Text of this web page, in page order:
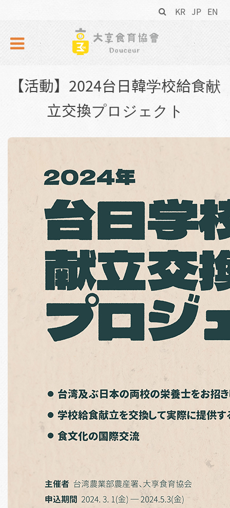
KR JP EN
搜
尋
表
【活動】2024台日韓学校給食献
立交換プロジェクト